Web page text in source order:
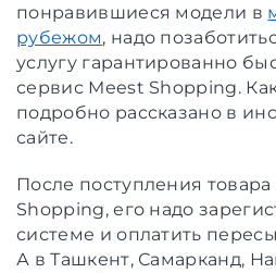
понравившиеся модели в
рубежом, надо
услугу гарантированно
сервис Meest Shopping.
подробно рассказано в
сайте.
После поступления товара
Shopping, его надо
системе и оплатить
А в Ташкент, Самарканд,